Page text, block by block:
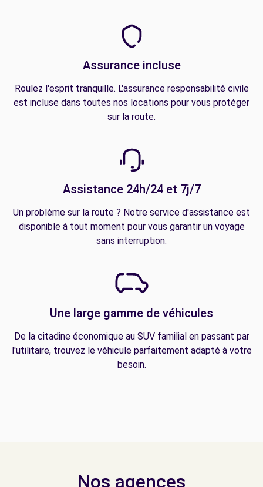
Assurance incluse
Roulez l'esprit tranquille. L'assurance responsabilité civile
est incluse dans toutes nos locations pour vous protéger
sur la route.
Assistance 24h/24 et 7j/7
Un problème sur la route ? Notre service d'assistance est
disponible à tout moment pour vous garantir un voyage
sans interruption.
Une large gamme de véhicules
De la citadine économique au SUV familial en passant par
l'utilitaire, trouvez le véhicule parfaitement adapté à votre
besoin.
Nos agences